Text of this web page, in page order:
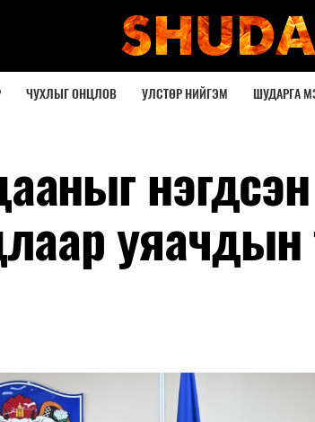
ЧУХЛЫГ ОНЦЛОВ УЛСТӨР НИЙГЭМ ШУДАРГА